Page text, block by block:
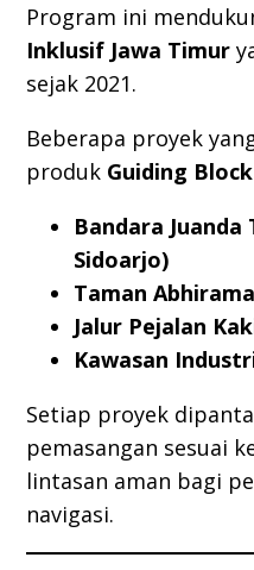
Program ini
Inklusif Jawa Timur
sejak 2021.
Beberapa proyek
produk Guiding
Bandara Juanda
Sidoarjo)
Taman
Jalur Pejalan
Kawasan
Setiap proyek
pemasangan sesuai
lintasan aman bagi
navigasi.